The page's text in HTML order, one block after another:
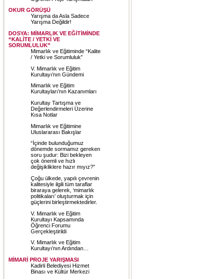
OKUR GÖRÜŞÜ
Yarışma da Asla Sadece
Yarışma Değildir!
DOSYA: MİMARLIK VE EĞİTİMİNDE
“KALİTE / YETKİ VE
SORUMLULUK”
Mimarlık ve Eğitiminde “Kalite
/ Yetki ve Sorumluluk”
V. Mimarlık ve Eğitim
Kurultayı’nın Gündemi
Mimarlık ve Eğitim
Kurultayları’nın Kazanımları
Kurultay Tartışma ve
Değerlendirmeleri Üzerine
Kısa Notlar
Mimarlık ve Eğitimine
Uluslararası Bakışlar
“İçinde bulunduğumuz
dönemde sormamız gereken
soru şudur: Bizi bekleyen
çok önemli ve hızlı
değişikliklere hazır mıyız?”
Çoğu ülkede, yapılı çevrenin
kalitesiyle ilgili tüm taraflar
biraraya gelerek, ‘mimarlık
politikaları’ oluşturmak için
güçlerini birleştirmektedirler.
V. Mimarlık ve Eğitim
Kurultayı Kapsamında
Öğrenci Forumu
Gerçekleştirildi
V. Mimarlık ve Eğitim
Kurultayı’nın Ardından…
MİMARİ PROJE YARIŞMASI
Kadirli Belediyesi Hizmet
Binası ve Kültür Merkezi